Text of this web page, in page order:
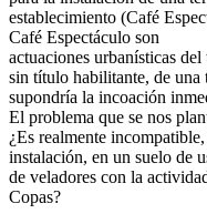
establecimiento (Café
Café Espectáculo son
actuaciones urbanísticas
sin título habilitante, de una
supondría la incoación
El problema que se nos
¿Es realmente
instalación, en un suelo de
de veladores con la
Copas?